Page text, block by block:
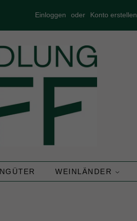
Einloggen oder Konto erstellen
WEINLÄNDER